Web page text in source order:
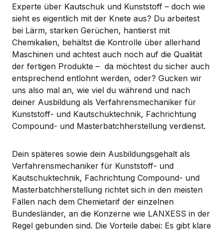
Experte über Kautschuk und Kunststoff – doch wie
sieht es eigentlich mit der Knete aus? Du arbeitest
bei Lärm, starken Gerüchen, hantierst mit
Chemikalien, behältst die Kontrolle über allerhand
Maschinen und achtest auch noch auf die Qualität
der fertigen Produkte – da möchtest du sicher auch
entsprechend entlohnt werden, oder? Gucken wir
uns also mal an, wie viel du während und nach
deiner Ausbildung als Verfahrensmechaniker für
Kunststoff- und Kautschuktechnik, Fachrichtung
Compound- und Masterbatchherstellung verdienst.
Dein späteres sowie dein Ausbildungsgehalt als
Verfahrensmechaniker für Kunststoff- und
Kautschuktechnik, Fachrichtung Compound- und
Masterbatchherstellung richtet sich in den meisten
Fällen nach dem Chemietarif der einzelnen
Bundesländer, an die Konzerne wie LANXESS in der
Regel gebunden sind. Die Vorteile dabei: Es gibt klare